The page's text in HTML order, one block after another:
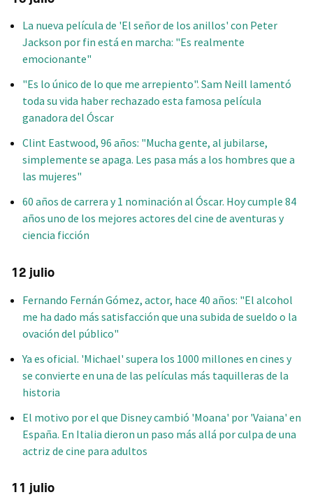
La nueva película de 'El señor de los anillos' con Peter
Jackson por fin está en marcha: "Es realmente
emocionante"
"Es lo único de lo que me arrepiento". Sam Neill lamentó
toda su vida haber rechazado esta famosa película
ganadora del Óscar
Clint Eastwood, 96 años: "Mucha gente, al jubilarse,
simplemente se apaga. Les pasa más a los hombres que a
las mujeres"
60 años de carrera y 1 nominación al Óscar. Hoy cumple 84
años uno de los mejores actores del cine de aventuras y
ciencia ficción
12 julio
Fernando Fernán Gómez, actor, hace 40 años: "El alcohol
me ha dado más satisfacción que una subida de sueldo o la
ovación del público"
Ya es oficial. 'Michael' supera los 1000 millones en cines y
se convierte en una de las películas más taquilleras de la
historia
El motivo por el que Disney cambió 'Moana' por 'Vaiana' en
España. En Italia dieron un paso más allá por culpa de una
actriz de cine para adultos
11 julio